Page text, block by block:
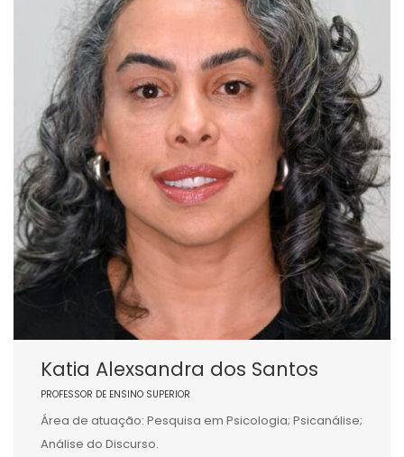
Katia Alexsandra dos Santos
PROFESSOR DE ENSINO SUPERIOR
Área de atuação: Pesquisa em Psicologia; Psicanálise;
Análise do Discurso.